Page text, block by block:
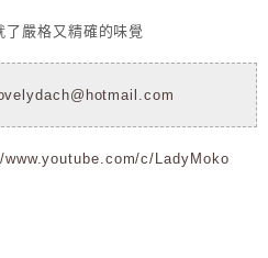
了嚴格又精確的味覺
www.youtube.com/c/LadyMoko